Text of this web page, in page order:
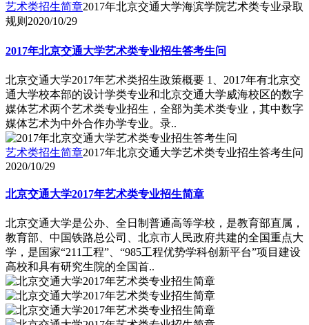
艺术类招生简章2017年北京交通大学海滨学院艺术类专业录取
规则 2020/10/29
2017年北京交通大学艺术类专业招生答考生问
北京交通大学2017年艺术类招生政策概要 1、2017年有北京交
通大学校本部的设计学类专业和北京交通大学威海校区的数字
媒体艺术两个艺术类专业招生，全部为美术类专业，其中数字
媒体艺术为中外合作办学专业。录..
艺术类招生简章2017年北京交通大学艺术类专业招生答考生问
2020/10/29
北京交通大学2017年艺术类专业招生简章
北京交通大学是公办、全日制普通高等学校，是教育部直属，
教育部、中国铁路总公司、北京市人民政府共建的全国重点大
学，是国家“211工程”、“985工程优势学科创新平台”项目建设
高校和具有研究生院的全国首..